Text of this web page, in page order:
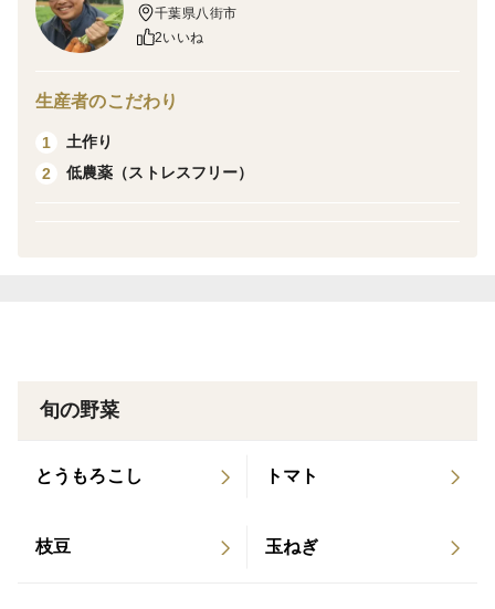
ーーーーーーーーーーーーーーーーーーーー
京くれないは、旬が非常に短く、いくつかの道県の産地
京くれないは、リコピン・カロテンの両方を含み、糖度
春採りした人参は、他の春野菜と同様に柔らかく仕上が
千葉県八街市
2いいね
生産者のこだわり
1
土作り
2
低農薬（ストレスフリー）
旬の野菜
とうもろこし トマト
枝豆 玉ねぎ